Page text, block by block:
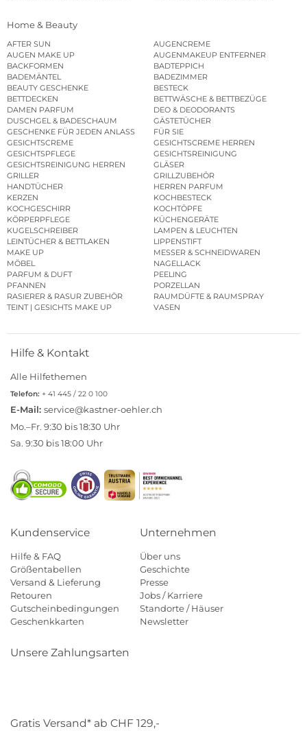
Home & Beauty
AFTER SUN
AUGENCREME
AUGEN MAKE UP
AUGENMAKEUP ENTFERNER
BACKFORMEN
BADTEPPICH
BADEMÄNTEL
BADEZIMMER
BEAUTY GESCHENKE
BESTECK
BETTDECKEN
BETTWÄSCHE & BETTBEZÜGE
DAMEN PARFUM
DEO & DEODORANTS
DUSCHGEL & BADESCHAUM
GÄSTETÜCHER
GESCHENKE FÜR JEDEN ANLASS
FÜR SIE
GESICHTSCREME
GESICHTSCREME HERREN
GESICHTSPFLEGE
GESICHTSREINIGUNG
GESICHTSREINIGUNG HERREN
GLÄSER
GRILLER
GRILLZUBEHÖR
HANDTÜCHER
HERREN PARFUM
KERZEN
KOCHBESTECK
KOCHGESCHIRR
KOCHTÖPFE
KÖRPERPFLEGE
KÜCHENGERÄTE
KUGELSCHREIBER
LAMPEN & LEUCHTEN
LEINTÜCHER & BETTLAKEN
LIPPENSTIFT
MAKE UP
MESSER & SCHNEIDWAREN
MÖBEL
NAGELLACK
PARFUM & DUFT
PEELING
PFANNEN
PORZELLAN
RASIERER & RASUR ZUBEHÖR
RAUMDÜFTE & RAUMSPRAY
TEINT | GESICHTS MAKE UP
VASEN
Hilfe & Kontakt
Alle Hilfethemen
Telefon: + 41 445 / 22 0 100
E-Mail: service@kastner-oehler.ch
Mo.–Fr. 9:30 bis 18:30 Uhr
Sa. 9:30 bis 18:00 Uhr
Kundenservice
Hilfe & FAQ
Größentabellen
Versand & Lieferung
Retouren
Gutscheinbedingungen
Geschenkkarten
Unternehmen
Über uns
Geschichte
Presse
Jobs / Karriere
Standorte / Häuser
Newsletter
Unsere Zahlungsarten
Gratis Versand* ab CHF 129,-